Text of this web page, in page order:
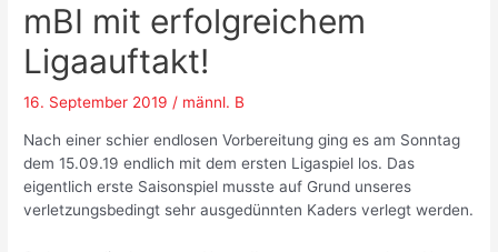
mBI mit erfolgreichem
Ligaauftakt!
16. September 2019/ männl. B
Nach einer schier endlosen Vorbereitung ging es am Sonntag
dem 15.09.19 endlich mit dem ersten Ligaspiel los. Das
eigentlich erste Saisonspiel musste auf Grund unseres
verletzungsbedingt sehr ausgedünnten Kaders verlegt werden.